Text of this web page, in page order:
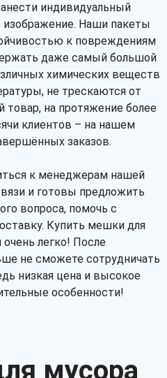
индивидуальный
изображение. Наши пакеты
к повреждениям
даже самый большой
химических веществ
не трескаются от
товар, на протяжение более
клиентов – на нашем
заказов.
к менеджерам нашей
и готовы предложить
вопроса, помочь с
Купить мешки для
легко! После
не сможете сотрудничать
низкая цена и высокое
особенности!
мусора